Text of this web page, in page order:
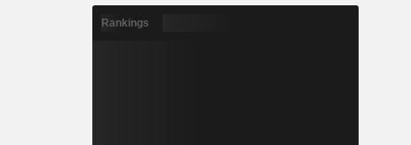
Rankings